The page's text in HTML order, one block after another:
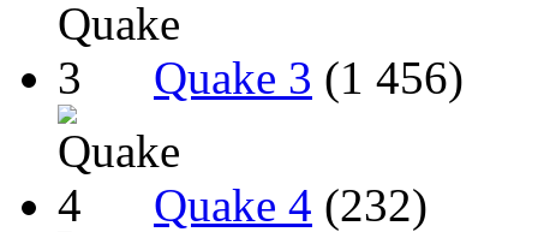
Quake 3 (1 456)
Quake 4 (232)